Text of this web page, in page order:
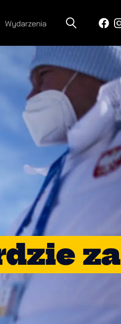
Wydarzenia
za